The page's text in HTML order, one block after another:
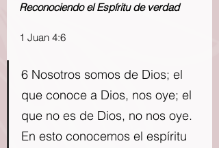
Reconociendo el Espíritu de verdad
1 Juan 4:6
6 Nosotros somos de Dios; el
que conoce a Dios, nos oye; el
que no es de Dios, no nos oye.
En esto conocemos el espíritu